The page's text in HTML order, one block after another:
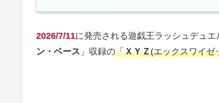
2026/7/11に発売される遊戯王ラッシュデュ
ン・ベース 」収録の「ＸＹＺ(エックスワイゼ